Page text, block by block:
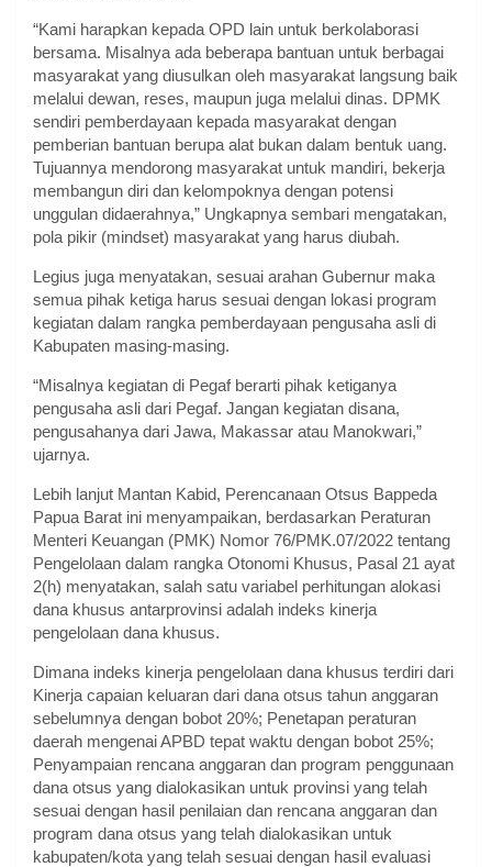
“Kami harapkan kepada OPD lain untuk berkolaborasi
bersama. Misalnya ada beberapa bantuan untuk berbagai
masyarakat yang diusulkan oleh masyarakat langsung baik
melalui dewan, reses, maupun juga melalui dinas. DPMK
sendiri pemberdayaan kepada masyarakat dengan
pemberian bantuan berupa alat bukan dalam bentuk uang.
Tujuannya mendorong masyarakat untuk mandiri, bekerja
membangun diri dan kelompoknya dengan potensi
unggulan didaerahnya,” Ungkapnya sembari mengatakan,
pola pikir (mindset) masyarakat yang harus diubah.
Legius juga menyatakan, sesuai arahan Gubernur maka
semua pihak ketiga harus sesuai dengan lokasi program
kegiatan dalam rangka pemberdayaan pengusaha asli di
Kabupaten masing-masing.
“Misalnya kegiatan di Pegaf berarti pihak ketiganya
pengusaha asli dari Pegaf. Jangan kegiatan disana,
pengusahanya dari Jawa, Makassar atau Manokwari,”
ujarnya.
Lebih lanjut Mantan Kabid, Perencanaan Otsus Bappeda
Papua Barat ini menyampaikan, berdasarkan Peraturan
Menteri Keuangan (PMK) Nomor 76/PMK.07/2022 tentang
Pengelolaan dalam rangka Otonomi Khusus, Pasal 21 ayat
2(h) menyatakan, salah satu variabel perhitungan alokasi
dana khusus antarprovinsi adalah indeks kinerja
pengelolaan dana khusus.
Dimana indeks kinerja pengelolaan dana khusus terdiri dari
Kinerja capaian keluaran dari dana otsus tahun anggaran
sebelumnya dengan bobot 20%; Penetapan peraturan
daerah mengenai APBD tepat waktu dengan bobot 25%;
Penyampaian rencana anggaran dan program penggunaan
dana otsus yang dialokasikan untuk provinsi yang telah
sesuai dengan hasil penilaian dan rencana anggaran dan
program dana otsus yang telah dialokasikan untuk
kabupaten/kota yang telah sesuai dengan hasil evaluasi